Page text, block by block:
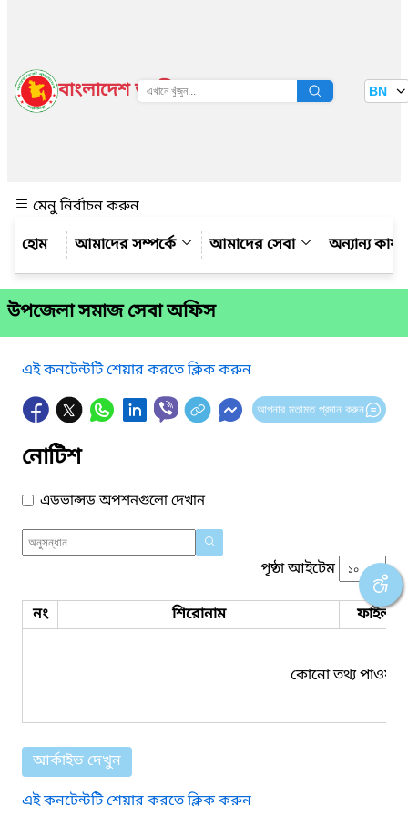
বাংলাদেশ জাতীয় তথ্য বাতায়ন BN
মেনু নির্বাচন করুন
আমাদের সম্পর্কে
আমাদের সেবা অন্যান্য
উপজেলা সমাজ সেবা অফিস
এই কনটেন্টটি শেয়ার করতে ক্লিক করুন
আপনার মতামত প্রদান করুন
নোটিশ
এডভান্সড অপশনগুলো দেখান
পৃষ্ঠা আইটেম
নং শিরোনাম ফাইল
কোনো তথ্য পাওয়া
আর্কাইভ দেখুন
এই কনটেন্টটি শেয়ার করতে ক্লিক করুন